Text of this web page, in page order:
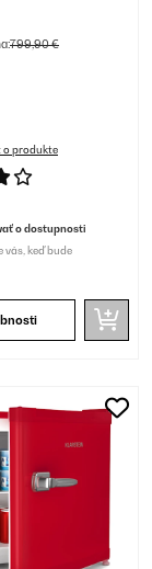
799,90 €
o produkte
o dostupnosti
vás, keď bude